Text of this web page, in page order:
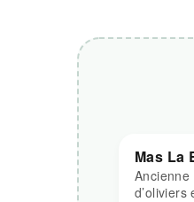
Mas La
d’oliviers